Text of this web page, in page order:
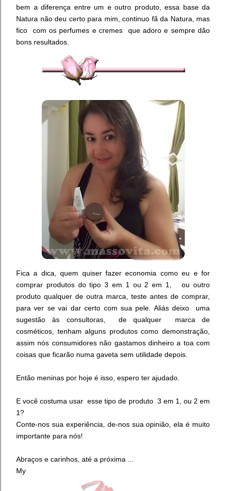
bem a diferença entre um e outro produto, essa base da
Natura não deu certo para mim, continuo fã da Natura, mas
fico com os perfumes e cremes que adoro e sempre dão
bons resultados.
Fica a dica, quem quiser fazer economia como eu e for
comprar produtos do tipo 3 em 1 ou 2 em 1, ou outro
produto qualquer de outra marca, teste antes de comprar,
para ver se vai dar certo com sua pele. Aliás deixo uma
sugestão às consultoras, de qualquer marca de
cosméticos, tenham alguns produtos como demonstração,
assim nós consumidores não gastamos dinheiro a toa com
coisas que ficarão numa gaveta sem utilidade depois.
Então meninas por hoje é isso, espero ter ajudado.
E você costuma usar esse tipo de produto 3 em 1, ou 2 em
1?
Conte-nos sua experiência, de-nos sua opinião, ela é muito
importante para nós!
Abraços e carinhos, até a próxima ...
My